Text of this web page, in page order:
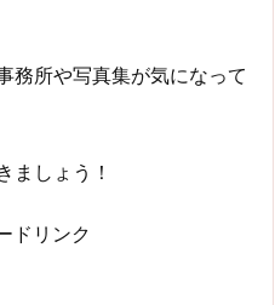
務所や写真集が気になって
ましょう！
ドリンク